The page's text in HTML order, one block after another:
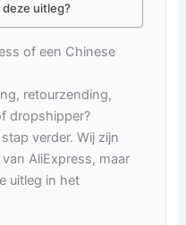
deze uitleg?
of een Chinese
retourzending,
dropshipper?
verder. Wij zijn
AliExpress, maar
uitleg in het